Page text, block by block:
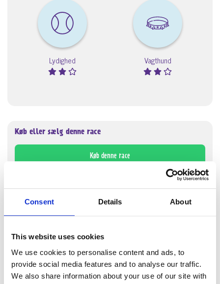
Consent Details About
This website uses cookies
We use cookies to personalise content and ads, to
provide social media features and to analyse our traffic.
We also share information about your use of our site with
Lydighed Vagthund
Køb eller sælg denne race
Køb denne race
Sæt denne race til salg
Danmarks største
dyreleksikon